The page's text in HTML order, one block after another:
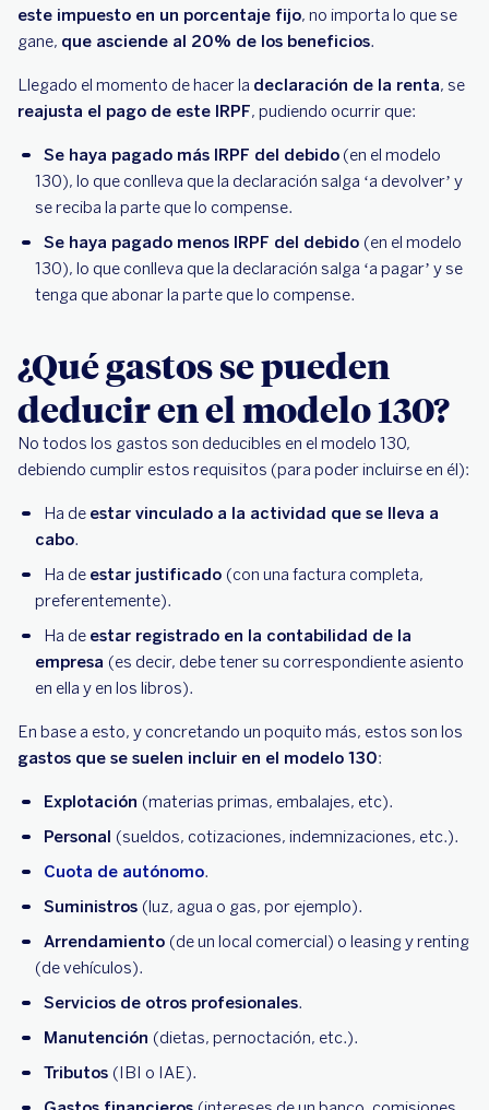
este impuesto en un porcentaje fijo, no importa lo que se
gane, que asciende al 20% de los beneficios.
Llegado el momento de hacer la declaración de la renta, se
reajusta el pago de este IRPF, pudiendo ocurrir que:
Se haya pagado más IRPF del debido (en el modelo
130), lo que conlleva que la declaración salga ‘a devolver’ y
se reciba la parte que lo compense.
Se haya pagado menos IRPF del debido (en el modelo
130), lo que conlleva que la declaración salga ‘a pagar’ y se
tenga que abonar la parte que lo compense.
¿Qué gastos se pueden
deducir en el modelo 130?
No todos los gastos son deducibles en el modelo 130,
debiendo cumplir estos requisitos (para poder incluirse en él):
Ha de estar vinculado a la actividad que se lleva a
cabo.
Ha de estar justificado (con una factura completa,
preferentemente).
Ha de estar registrado en la contabilidad de la
empresa (es decir, debe tener su correspondiente asiento
en ella y en los libros).
En base a esto, y concretando un poquito más, estos son los
gastos que se suelen incluir en el modelo 130:
Explotación (materias primas, embalajes, etc).
Personal (sueldos, cotizaciones, indemnizaciones, etc.).
Cuota de autónomo.
Suministros (luz, agua o gas, por ejemplo).
Arrendamiento (de un local comercial) o leasing y renting
(de vehículos).
Servicios de otros profesionales.
Manutención (dietas, pernoctación, etc.).
Tributos (IBI o IAE).